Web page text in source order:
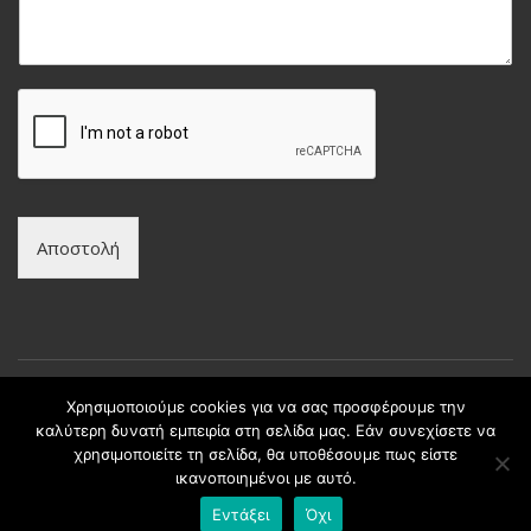
Αποστολή
Copyright © intax.gr All Rights Reserved. | Developed by
Best Cybernetics
Χρησιμοποιούμε cookies για να σας προσφέρουμε την
καλύτερη δυνατή εμπειρία στη σελίδα μας. Εάν συνεχίσετε να
χρησιμοποιείτε τη σελίδα, θα υποθέσουμε πως είστε
ικανοποιημένοι με αυτό.
Εντάξει
Όχι